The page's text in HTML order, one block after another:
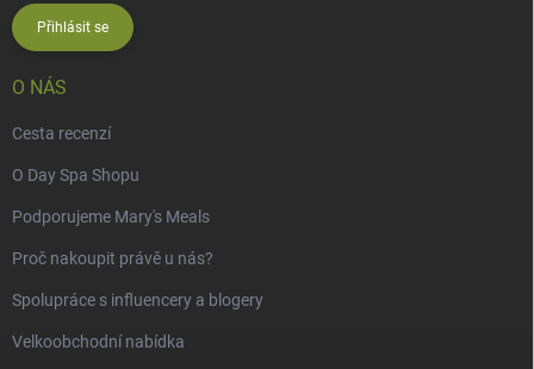
Přihlásit se
O NÁS
Cesta recenzí
O Day Spa Shopu
Podporujeme Mary's Meals
Proč nakoupit právě u nás?
Spolupráce s influencery a blogery
Velkoobchodní nabídka